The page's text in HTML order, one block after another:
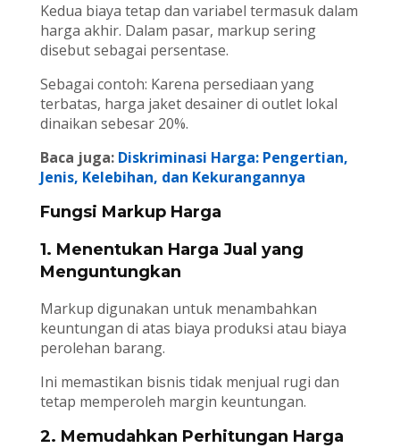
Kedua biaya tetap dan variabel termasuk dalam
harga akhir. Dalam pasar, markup sering
disebut sebagai persentase.
Sebagai contoh: Karena persediaan yang
terbatas, harga jaket desainer di outlet lokal
dinaikan sebesar 20%.
Baca juga: Diskriminasi Harga: Pengertian,
Jenis, Kelebihan, dan Kekurangannya
Fungsi Markup Harga
1. Menentukan Harga Jual yang
Menguntungkan
Markup digunakan untuk menambahkan
keuntungan di atas biaya produksi atau biaya
perolehan barang.
Ini memastikan bisnis tidak menjual rugi dan
tetap memperoleh margin keuntungan.
2. Memudahkan Perhitungan Harga